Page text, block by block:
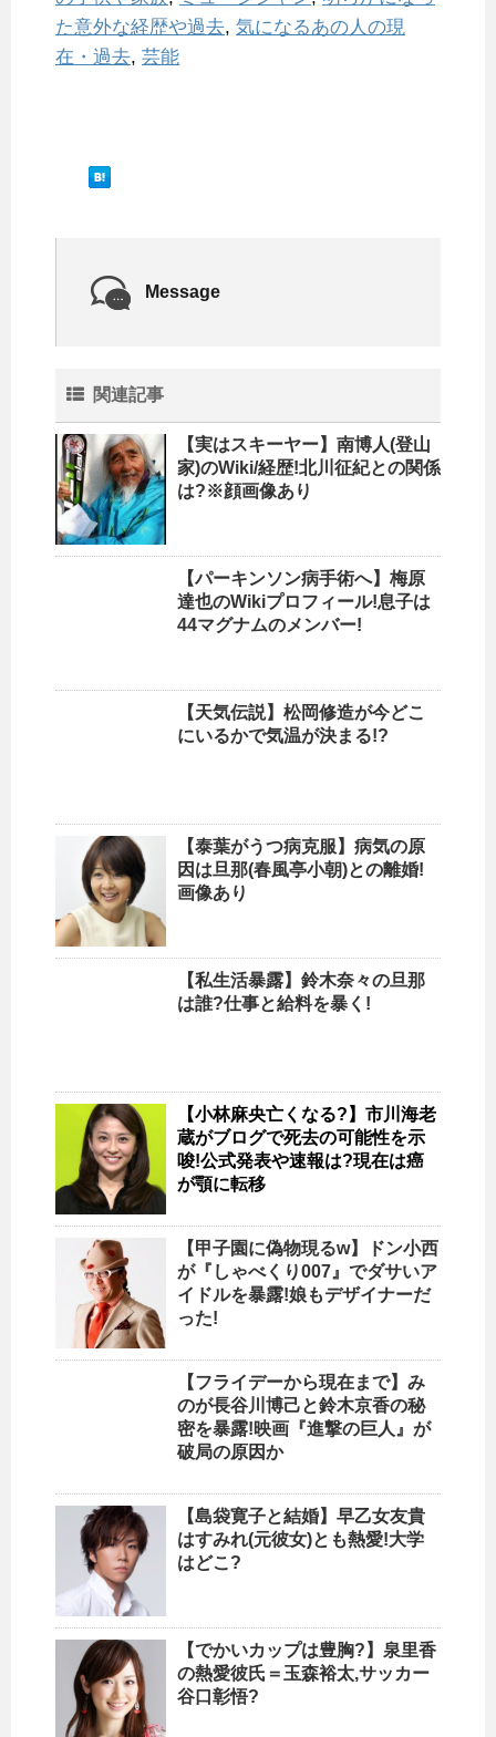
た意外な経歴や過去, 気になるあの人の現
在・過去, 芸能
Message
関連記事
【実はスキーヤー】南博人(登山
家)のWiki/経歴!北川征紀との関係
は?※顔画像あり
【パーキンソン病手術へ】梅原
達也のWikiプロフィール!息子は
44マグナムのメンバー!
【天気伝説】松岡修造が今どこ
にいるかで気温が決まる!?
【泰葉がうつ病克服】病気の原
因は旦那(春風亭小朝)との離婚!
画像あり
【私生活暴露】鈴木奈々の旦那
は誰?仕事と給料を暴く!
【小林麻央亡くなる?】市川海老
蔵がブログで死去の可能性を示
唆!公式発表や速報は?現在は癌
が顎に転移
【甲子園に偽物現るw】ドン小西
が『しゃべくり007』でダサいア
イドルを暴露!娘もデザイナーだ
った!
【フライデーから現在まで】み
のが長谷川博己と鈴木京香の秘
密を暴露!映画『進撃の巨人』が
破局の原因か
【島袋寛子と結婚】早乙女友貴
はすみれ(元彼女)とも熱愛!大学
はどこ?
【でかいカップは豊胸?】泉里香
の熱愛彼氏＝玉森裕太,サッカー
谷口彰悟?